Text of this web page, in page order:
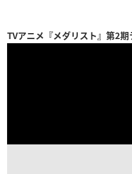
TVアニメ『メダリスト』第2期